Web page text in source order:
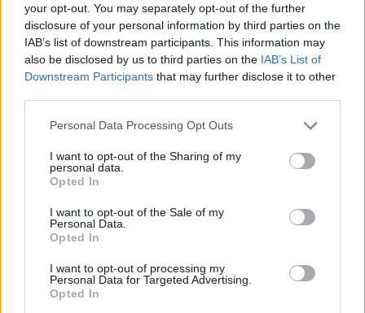
your opt-out. You may separately opt-out of the further
disclosure of your personal information by third parties on the
IAB’s list of downstream participants. This information may
also be disclosed by us to third parties on the IAB’s List of
Downstream Participants that may further disclose it to other
Please note that this website/app uses one or more Google
not limited to your visit or usage behaviour. You may click to
grant or deny consent to Google and its third-party tags to
use your data for below specified purposes in below Google
consent section.
Personal Data Processing Opt Outs
I want to opt-out of the Sharing of my
personal data.
Opted In
I want to opt-out of the Sale of my
Personal Data.
Opted In
I want to opt-out of processing my
Personal Data for Targeted Advertising.
Opted In
Dmitrij Peskovszerint már önmagában az is előrelépésnek
tekinthető, hogy az Európai Unión belül egyre gyakrabban
merül fel az Oroszországgal folytatandó tárgyalások
kérdése, valamint a párbeszéd lehetséges formáinak
megvitatása.
kezdeményezések „önmagában pozitív dolog”, amelyet
Oroszország természetesen üdvözöl.
filantropikum
Oszd meg ezt a posztot: